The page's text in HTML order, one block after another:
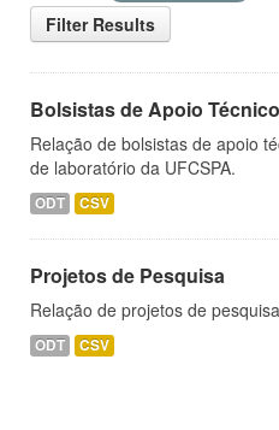
Filter Results
Bolsistas de Apoio
Relação de bolsistas de apoio
de laboratório da UFCSPA.
ODT CSV
Projetos de Pesquisa
Relação de projetos de
ODT CSV